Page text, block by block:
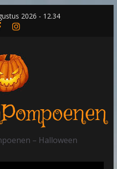
2026 - 12.34
– Halloween